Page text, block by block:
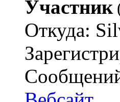
Участник
Откуда: